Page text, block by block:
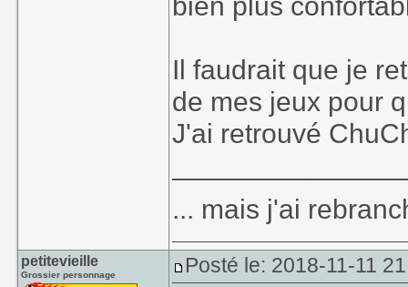
Il faudrait que je
de mes jeux pour
J'ai retrouvé
... mais j'ai
petitevieille
Grossier personnage Posté le: 2018-11-11